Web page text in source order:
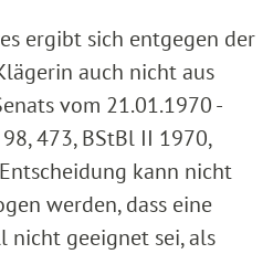
ergibt sich entgegen der
auch nicht aus
vom 21.01.1970 -
473, BStBl II 1970,
kann nicht
werden, dass eine
nicht geeignet sei, als